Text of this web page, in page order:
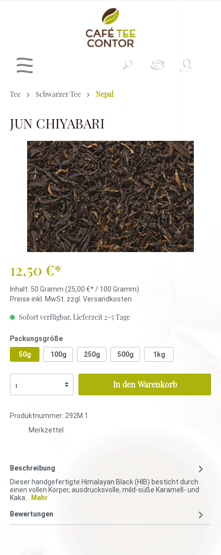
Tee Schwarzer Tee Nepal
JUN CHIYABARI
12,50 €*
Inhalt: 50 Gramm (25,00 €* / 100 Gramm)
Preise inkl. MwSt. zzgl. Versandkosten
Sofort verfügbar, Lieferzeit 2-5 Tage
Packungsgröße
50g
100g 250g 500g 1kg
In den Warenkorb
Produktnummer: 292M.1
Merkzettel
Beschreibung
Dieser handgefertigte Himalayan Black (HIB) besticht durch
einen vollen Körper, ausdrucksvolle, mild-süße Karamell- und
Kaka…
Mehr
Bewertungen